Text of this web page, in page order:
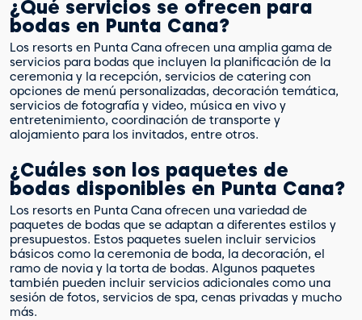
¿Qué servicios se ofrecen para
bodas en Punta Cana?
Los resorts en Punta Cana ofrecen una amplia gama de
servicios para bodas que incluyen la planificación de la
ceremonia y la recepción, servicios de catering con
opciones de menú personalizadas, decoración temática,
servicios de fotografía y video, música en vivo y
entretenimiento, coordinación de transporte y
alojamiento para los invitados, entre otros.
¿Cuáles son los paquetes de
bodas disponibles en Punta Cana?
Los resorts en Punta Cana ofrecen una variedad de
paquetes de bodas que se adaptan a diferentes estilos y
presupuestos. Estos paquetes suelen incluir servicios
básicos como la ceremonia de boda, la decoración, el
ramo de novia y la torta de bodas. Algunos paquetes
también pueden incluir servicios adicionales como una
sesión de fotos, servicios de spa, cenas privadas y mucho
más.